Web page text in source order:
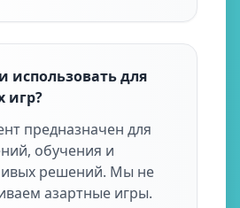
использовать для
игр?
предназначен для
обучения и
решений. Мы не
азартные игры.